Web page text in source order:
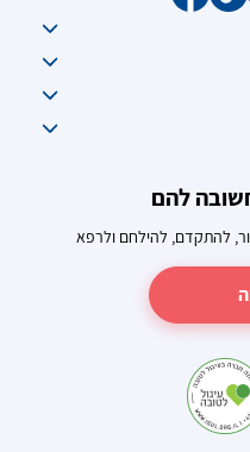
להם
להתקדם, להילחם ולרפא